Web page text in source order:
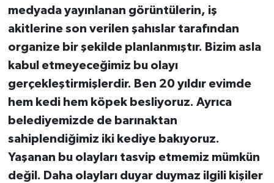
medyada yayınlanan görüntülerin, iş
akitlerine son verilen şahıslar tarafından
organize bir şekilde planlanmıştır. Bizim asla
kabul etmeyeceğimiz bu olayı
gerçekleştirmişlerdir. Ben 20 yıldır evimde
hem kedi hem köpek besliyoruz. Ayrıca
belediyemizde de barınaktan
sahiplendiğimiz iki kediye bakıyoruz.
Yaşanan bu olayları tasvip etmemiz mümkün
değil. Daha olayları duyar duymaz ilgili kişiler